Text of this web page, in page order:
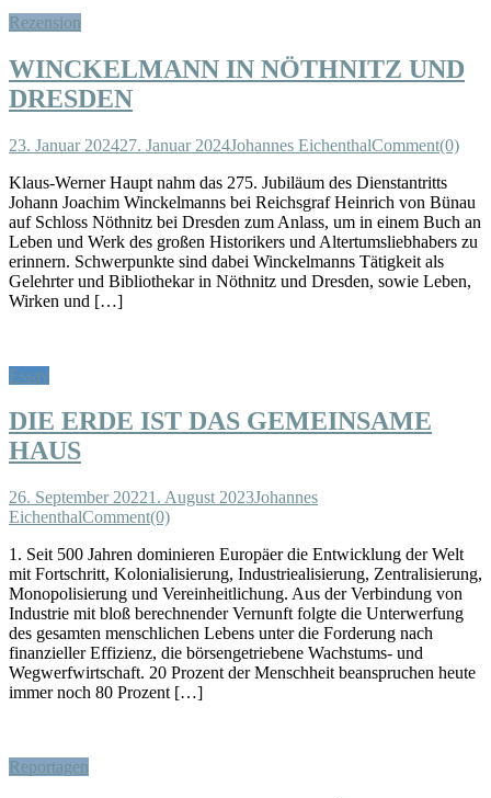
Rezension
WINCKELMANN IN NÖTHNITZ UND
DRESDEN
23. Januar 202427. Januar 2024Johannes EichenthalComment(0)
Klaus-Werner Haupt nahm das 275. Jubiläum des Dienstantritts
Johann Joachim Winckelmanns bei Reichsgraf Heinrich von Bünau
auf Schloss Nöthnitz bei Dresden zum Anlass, um in einem Buch an
Leben und Werk des großen Historikers und Altertumsliebhabers zu
erinnern. Schwerpunkte sind dabei Winckelmanns Tätigkeit als
Gelehrter und Bibliothekar in Nöthnitz und Dresden, sowie Leben,
Wirken und […]
Essay
DIE ERDE IST DAS GEMEINSAME
HAUS
26. September 20221. August 2023Johannes
EichenthalComment(0)
1. Seit 500 Jahren dominieren Europäer die Entwicklung der Welt
mit Fortschritt, Kolonialisierung, Industriealisierung, Zentralisierung,
Monopolisierung und Vereinheitlichung. Aus der Verbindung von
Industrie mit bloß berechnender Vernunft folgte die Unterwerfung
des gesamten menschlichen Lebens unter die Forderung nach
finanzieller Effizienz, die börsengetriebene Wachstums- und
Wegwerfwirtschaft. 20 Prozent der Menschheit beanspruchen heute
immer noch 80 Prozent […]
Reportagen